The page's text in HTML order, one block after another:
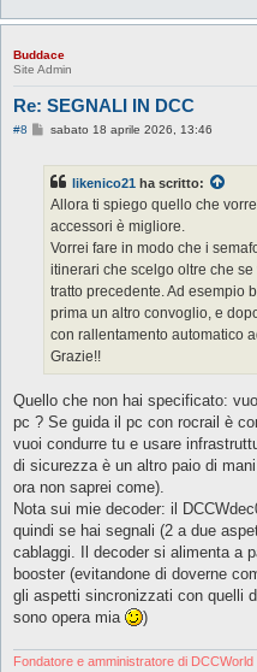
Buddace
Site Admin
Re: SEGNALI IN DCC
#8
M
a
o
sabato 18 aprile 2026, 13:46
likenico21 ha scritto:
Allora ti spiego quello che
accessori è migliore.
Vorrei fare in modo che i
itinerari che scelgo oltre che
tratto precedente. Ad esempio
prima un altro convoglio, e
con rallentamento automatico
Grazie!!
Quello che non hai specificato:
pc ? Se guida il pc con rocrail è
vuoi condurre tu e usare
di sicurezza è un altro paio di
ora non saprei come).
Nota sui mie decoder: il
quindi se hai segnali (2 a due
cablaggi. Il decoder si alimenta a
booster (evitandone di doverne
gli aspetti sincronizzati con quelli
sono opera mia
)
Fondatore e amministratore di DCCWorld